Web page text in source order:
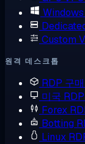
Custom
원격 데스크톱
RDP 구매
미국 RDP
Forex
Botting
Linux